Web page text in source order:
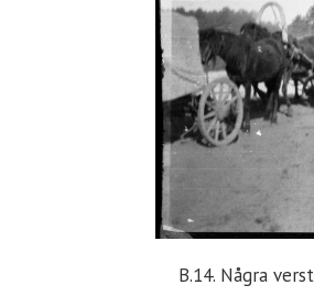
B.14. Några